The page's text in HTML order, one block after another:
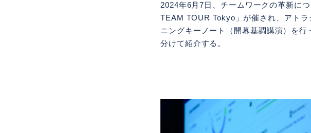
2024年6月7日、チームワークの革新に
TEAM TOUR Tokyo」が催され、アト
ニングキーノート（開幕基調講演）を
分けて紹介する。